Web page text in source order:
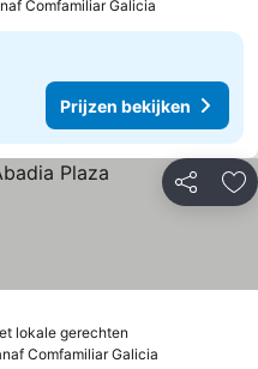
Comfamiliar Galicia
Prijzen bekijken
Delen
lokale gerechten
Comfamiliar Galicia